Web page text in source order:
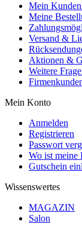
Mein
Meine
Versand &
Aktionen &
Weitere
Mein Konto
Anmelden
Registrieren
Passwort
Wo ist meine
Gutschein
Wissenswertes
MAGAZIN
Salon